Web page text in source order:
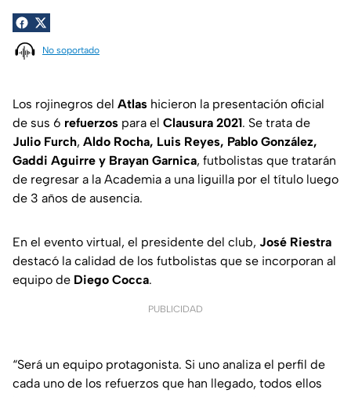
No soportado
Los rojinegros del Atlas hicieron la presentación oficial
de sus 6 refuerzos para el Clausura 2021. Se trata de
Julio Furch, Aldo Rocha, Luis Reyes, Pablo González,
Gaddi Aguirre y Brayan Garnica, futbolistas que tratarán
de regresar a la Academia a una liguilla por el título luego
de 3 años de ausencia.
En el evento virtual, el presidente del club, José Riestra
destacó la calidad de los futbolistas que se incorporan al
equipo de Diego Cocca.
PUBLICIDAD
“Será un equipo protagonista. Si uno analiza el perfil de
cada uno de los refuerzos que han llegado, todos ellos